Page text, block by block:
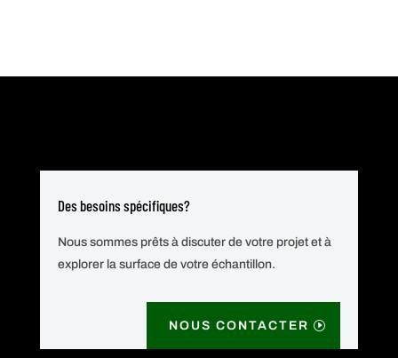
Des besoins spécifiques?
Nous sommes prêts à discuter de votre projet et à
explorer la surface de votre échantillon.
NOUS CONTACTER